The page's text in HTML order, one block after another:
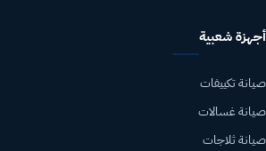
أجهزة شعبية
صيانة تكييفات
صيانة غسالات
صيانة ثلاجات